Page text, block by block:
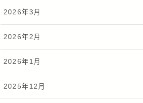
2026年3月
2026年2月
2026年1月
2025年12月